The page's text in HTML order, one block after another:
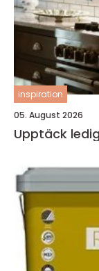
inspiration
05. August 2026
Upptäck